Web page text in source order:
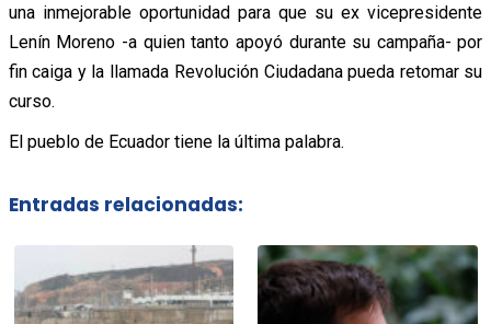
una inmejorable oportunidad para que su ex vicepresidente
Lenín Moreno -a quien tanto apoyó durante su campaña- por
fin caiga y la llamada Revolución Ciudadana pueda retomar su
curso.
El pueblo de Ecuador tiene la última palabra.
Entradas relacionadas: